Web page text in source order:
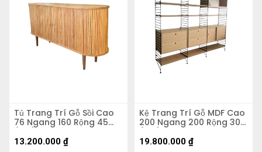
Tủ Trang Trí Gỗ Sồi Cao
76 Ngang 160 Rộng 45
(cm)
13.200.000 ₫
Kệ Trang Trí Gỗ MDF Cao
200 Ngang 200 Rộng 30
(cm)
19.800.000 ₫